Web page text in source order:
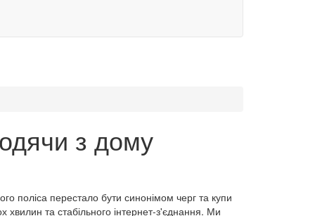
з дому
поліса перестало бути синонімом черг та купи
хвилин та стабільного інтернет-з'єднання. Ми